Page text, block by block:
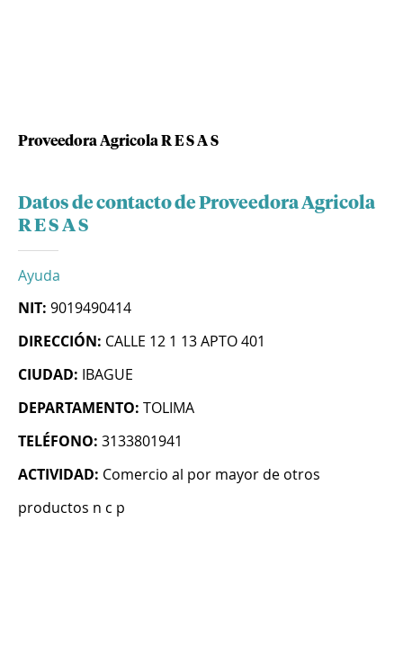
Proveedora Agricola R E S A S
Datos de contacto de Proveedora Agricola
R E S A S
Ayuda
NIT: 9019490414
DIRECCIÓN: CALLE 12 1 13 APTO 401
CIUDAD: IBAGUE
DEPARTAMENTO: TOLIMA
TELÉFONO: 3133801941
ACTIVIDAD: Comercio al por mayor de otros
productos n c p